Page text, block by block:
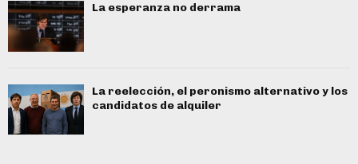
La esperanza no derrama
La reelección, el peronismo alternativo y los
candidatos de alquiler